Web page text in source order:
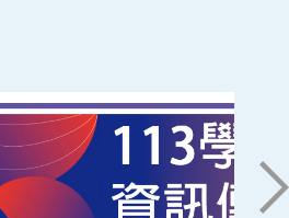
康區南台街一號
7101